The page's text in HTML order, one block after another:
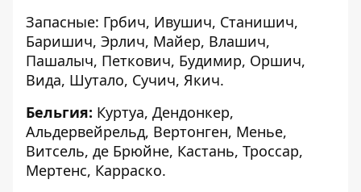
Запасные: Грбич, Ивушич, Станишич,
Баришич, Эрлич, Майер, Влашич,
Пашалыч, Петкович, Будимир, Оршич,
Вида, Шутало, Сучич, Якич.
Бельгия: Куртуа, Дендонкер,
Альдервейрельд, Вертонген, Менье,
Витсель, де Брюйне, Кастань, Троссар,
Мертенс, Карраско.